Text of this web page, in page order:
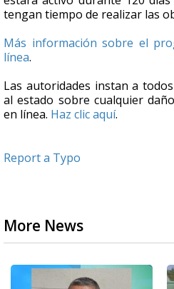
tengan tiempo de realizar las
Más información sobre el
línea.
Las autoridades instan a
al estado sobre cualquier
en línea. Haz clic aquí.
Report a Typo
More News